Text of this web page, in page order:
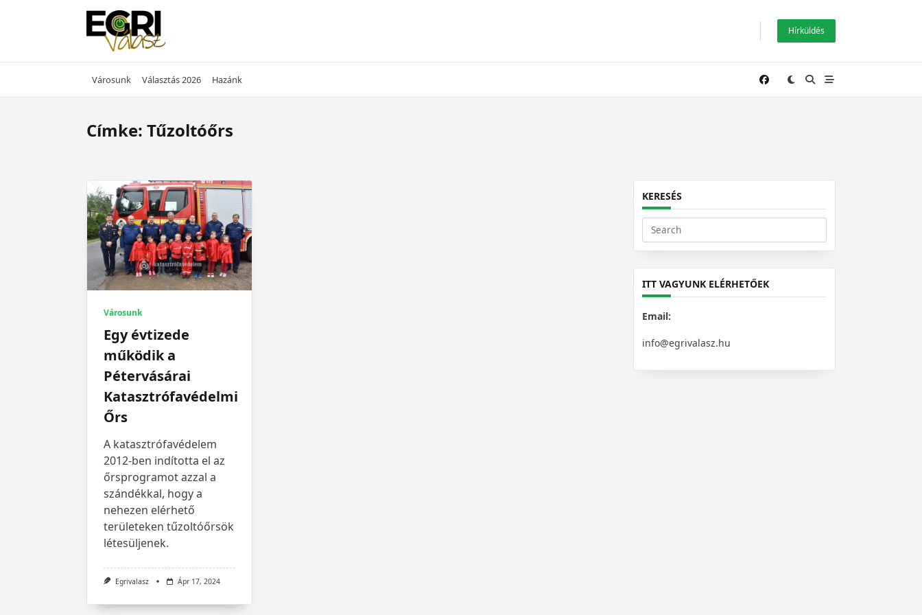
Hírküldés
Városunk Választás 2026 Hazánk
Címke: Tűzoltóőrs
Városunk
Egy évtizede
működik a
Pétervásárai
Katasztrófavédelmi
Őrs
A katasztrófavédelem
2012-ben indította el az
őrsprogramot azzal a
szándékkal, hogy a
nehezen elérhető
területeken tűzoltóőrsök
létesüljenek.
Egrivalasz Ápr 17, 2024
KERESÉS
Search
for:
ITT VAGYUNK ELÉRHETŐEK
Email:
info@egrivalasz.hu